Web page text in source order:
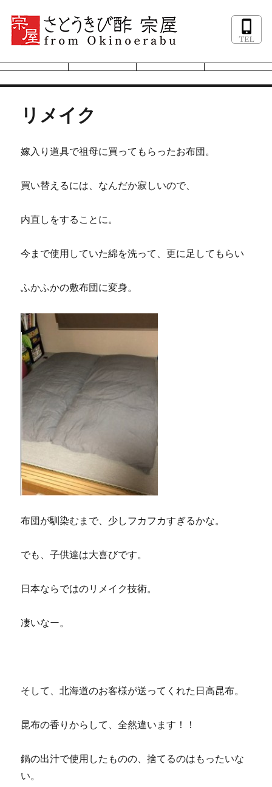
リメイク
嫁入り道具で祖母に買ってもらったお布団。
買い替えるには、なんだか寂しいので、
内直しをすることに。
今まで使用していた綿を洗って、更に足してもらい
ふかふかの敷布団に変身。
布団が馴染むまで、少しフカフカすぎるかな。
でも、子供達は大喜びです。
日本ならではのリメイク技術。
凄いなー。
そして、北海道のお客様が送ってくれた日高昆布。
昆布の香りからして、全然違います！！
鍋の出汁で使用したものの、捨てるのはもったいな
い。